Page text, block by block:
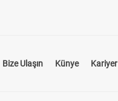
Bize Ulaşın Künye Kariyer